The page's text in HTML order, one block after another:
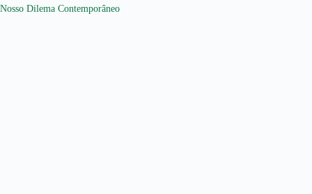
Nosso Dilema Contemporâneo